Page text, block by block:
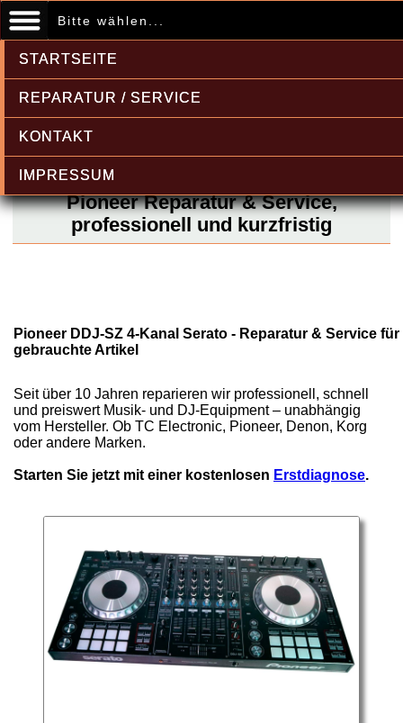
Bitte wählen...
STARTSEITE
REPARATUR / SERVICE
KONTAKT
IMPRESSUM
Pioneer Reparatur & Service,
professionell und kurzfristig
Pioneer DDJ-SZ 4-Kanal Serato - Reparatur & Service für
gebrauchte Artikel
Seit über 10 Jahren reparieren wir professionell, schnell
und preiswert Musik- und DJ-Equipment – unabhängig
vom Hersteller. Ob TC Electronic, Pioneer, Denon, Korg
oder andere Marken.
Starten Sie jetzt mit einer kostenlosen Erstdiagnose.